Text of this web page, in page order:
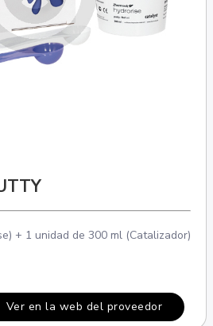
+ 1 unidad de 300 ml (Catalizador)
Ver en la web del proveedor